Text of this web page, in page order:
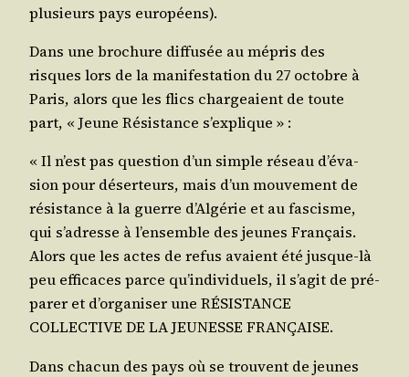
plu­sieurs pays européens).
Dans une bro­chure dif­fu­sée au mépris des
risques lors de la mani­fes­ta­tion du 27 octobre à
Paris, alors que les flics char­geaient de toute
part, « Jeune Résis­tance s’explique » :
« Il n’est pas ques­tion d’un simple réseau d’é­va­
sion pour déser­teurs, mais d’un mou­ve­ment de
résis­tance à la guerre d’Al­gé­rie et au fas­cisme,
qui s’a­dresse à l’en­semble des jeunes Fran­çais.
Alors que les actes de refus avaient été jusque-là
peu effi­caces parce qu’in­di­vi­duels, il s’a­git de pré­
pa­rer et d’or­ga­ni­ser une RÉSISTANCE
COLLECTIVE DE LA JEUNESSE FRANÇAISE.
Dans cha­cun des pays où se trouvent de jeunes